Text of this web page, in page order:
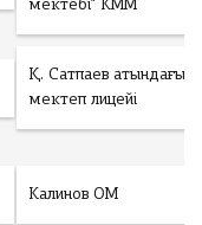
мектебі" КММ
Қ. Сатпаев атындағы
мектеп лицейі
Калинов ОМ